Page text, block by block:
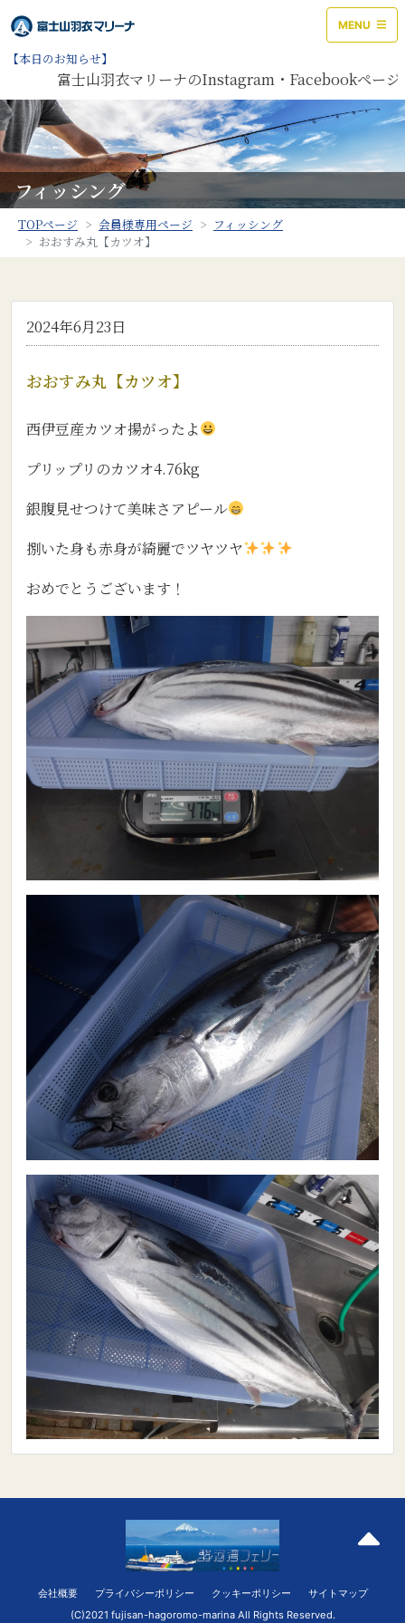
MENU
【本日のお知らせ】
富士山羽衣マリーナのInstagram・Facebookページ
フィッシング
TOPページ 会員様専用ページ
フィッシング
おおすみ丸【カツオ】
2024年6月23日
おおすみ丸【カツオ】
西伊豆産カツオ揚がったよ
プリップリのカツオ4.76kg
銀腹見せつけて美味さアピール
捌いた身も赤身が綺麗でツヤツヤ
おめでとうございます！
(C)2021 fujisan-hagoromo-marina All Rights Reserved.
会社概要 プライバシーポリシー クッキーポリシー サイトマップ